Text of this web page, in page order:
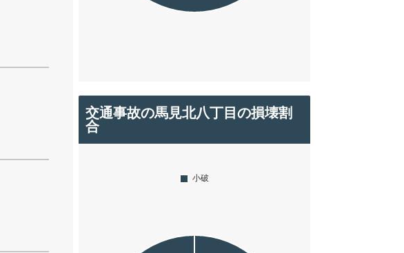
交通事故の馬見北八丁目の損壊割
合